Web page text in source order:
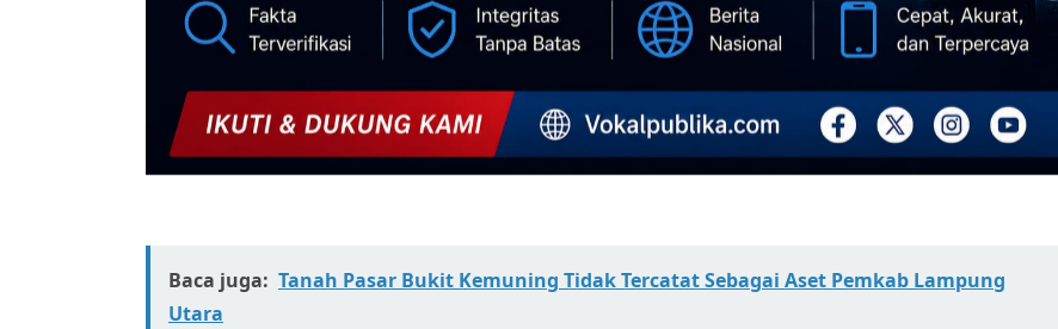
Baca juga: Tanah Pasar Bukit Kemuning Tidak Tercatat Sebagai Aset Pemkab Lampung
Utara